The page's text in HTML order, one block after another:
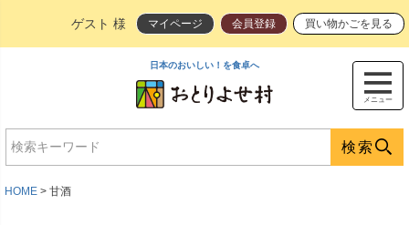
ゲスト 様 マイページ 会員登録 買い物かごを見る
メニュー
日本のおいしい！を食卓へ
検索
HOME 甘酒